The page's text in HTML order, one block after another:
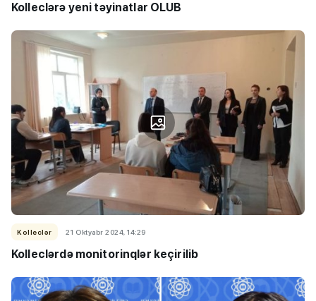
Kolleclərə yeni təyinatlar OLUB
Kolleclər 21 Oktyabr 2024, 14:29
Kolleclərdə monitorinqlər keçirilib